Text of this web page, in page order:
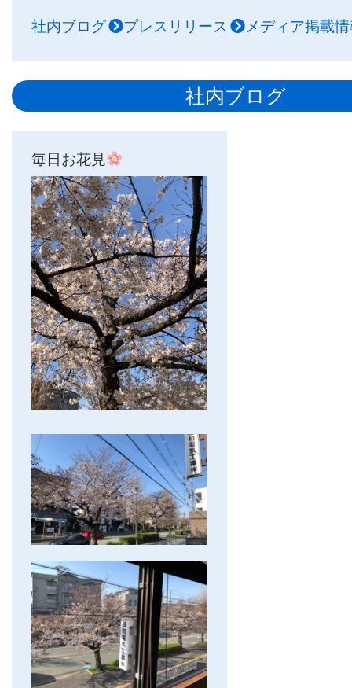
社内ブログ プレスリリース メディア掲載
社内ブログ
毎日お花見